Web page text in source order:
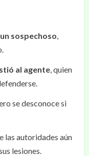
sospechoso,
al agente, quien
se desconoce si
las autoridades aún
lesiones.